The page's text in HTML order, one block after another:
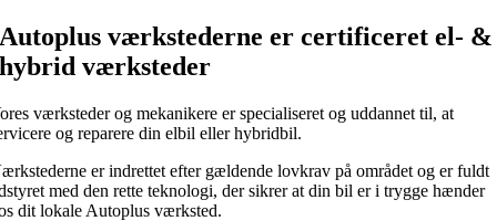
Autoplus værkstederne er certificeret el- &
hybrid værksteder
værksteder og mekanikere er specialiseret og uddannet til, at
og reparere din elbil eller hybridbil.
er indrettet efter gældende lovkrav på området og er fuldt
med den rette teknologi, der sikrer at din bil er i trygge hænder
dit lokale Autoplus værksted.